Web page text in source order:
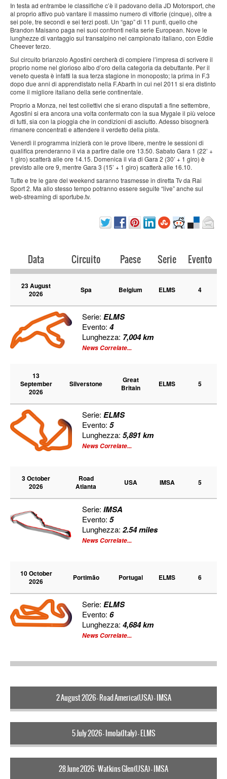
In testa ad entrambe le classifiche c’è il padovano della JD Motorsport, che
al proprio attivo può vantare il massimo numero di vittorie (cinque), oltre a
sei pole, tre secondi e sei terzi posti. Un “gap” di 11 punti, quello che
Brandon Maisano paga nei suoi confronti nella serie European. Nove le
lunghezze di vantaggio sul transalpino nel campionato italiano, con Eddie
Cheever terzo.
Sul circuito brianzolo Agostini cercherà di compiere l’impresa di scrivere il
proprio nome nel glorioso albo d’oro della categoria da debuttante. Per il
veneto questa è infatti la sua terza stagione in monoposto; la prima in F.3
dopo due anni di apprendistato nella F.Abarth in cui nel 2011 si era distinto
come il migliore italiano della serie continentale.
Proprio a Monza, nei test collettivi che si erano disputati a fine settembre,
Agostini si era ancora una volta confermato con la sua Mygale il più veloce
di tutti, sia con la pioggia che in condizioni di asciutto. Adesso bisognerà
rimanere concentrati e attendere il verdetto della pista.
Venerdì il programma inizierà con le prove libere, mentre le sessioni di
qualifica prenderanno il via a partire dalle ore 13.50. Sabato Gara 1 (22’ +
1 giro) scatterà alle ore 14.15. Domenica il via di Gara 2 (30’ + 1 giro) è
previsto alle ore 9, mentre Gara 3 (15’ + 1 giro) scatterà alle 16.10.
Tutte e tre le gare del weekend saranno trasmesse in diretta Tv da Rai
Sport 2. Ma allo stesso tempo potranno essere seguite “live” anche sul
web-streaming di sportube.tv.
Data Circuito Paese Serie Evento
23 August
2026
Spa Belgium ELMS 4
Serie:ELMS
Evento:4
Lunghezza: 7,004 km
News Correlate...
13
September
2026
Silverstone
Great
Britain
ELMS 5
Serie:ELMS
Evento:5
Lunghezza:5,891 km
News Correlate...
3 October
2026
Road
Atlanta
USA IMSA 5
Serie:IMSA
Evento:5
Lunghezza:2.54 miles
News Correlate...
10 October
2026
Portimão Portugal ELMS 6
Serie:ELMS
Evento:6
Lunghezza:4,684 km
News Correlate...
2 August 2026 - Road America(USA) - IMSA
5 July 2026 - Imola(Italy) - ELMS
28 June 2026 - Watkins Glen(USA) - IMSA